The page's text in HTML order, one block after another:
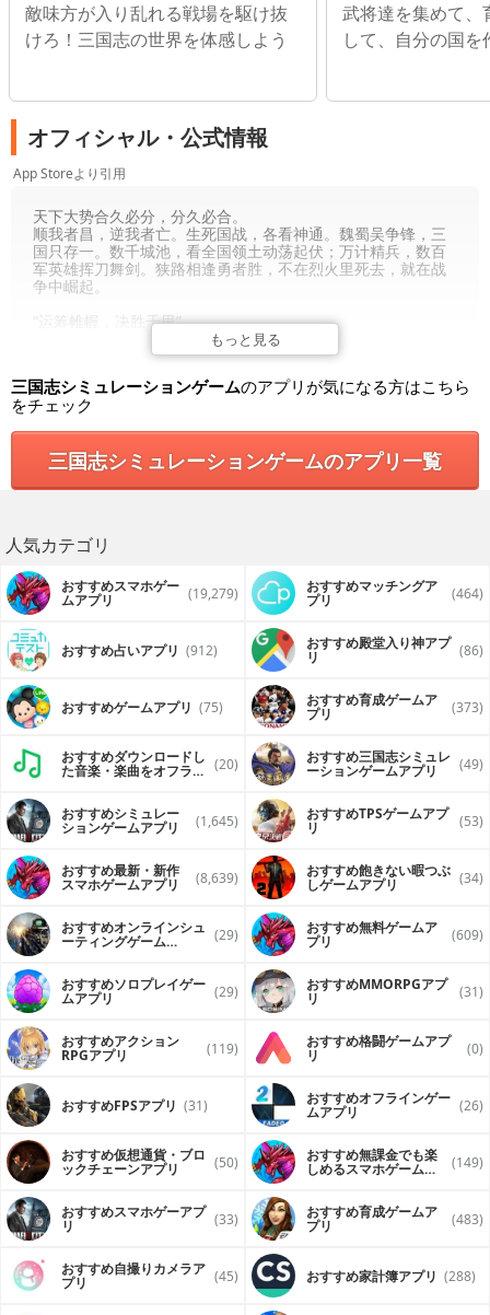
敵味方が入り乱れる戦場を駆け抜
けろ！三国志の世界を体感しよう
武将達を集めて、
して、自分の国
オフィシャル・公式情報
App Storeより引用
もっと見る
天下大势合久必分，分久必合。
顺我者昌，逆我者亡。生死国战，各看神通。魏蜀吴争锋，三
国只存一。数千城池，看全国领土动荡起伏；万计精兵，数百
军英雄挥刀舞剑。狭路相逢勇者胜，不在烈火里死去，就在战
争中崛起。
“运筹帷幄，决胜千里”
经略九州，剑指天下。从个人军事策略、内政发展、资源分
配，到国家角度统揽全局，联合纵横、远交近攻，谁能登顶三
国最强谋士？卧龙、周瑜、郭嘉，还是穿越的你？
“良臣武将，乱世枭雄”
烽火国战，无双上将！骑兵营前锋，步兵营中军，环环相扣，
统帅！
三国志シミュレーションゲームのアプリが気になる方はこちら
をチェック
三国志シミュレーションゲームのアプリ一覧
人気カテゴリ
おすすめスマホゲー
ムアプリ (19,279) おすすめマッチングア
プリ (464)
おすすめ占いアプリ (912) おすすめ殿堂入り神アプ
リ (86)
おすすめゲームアプリ (75) おすすめ育成ゲームア
プリ (373)
おすすめダウンロードし
た音楽・楽曲をオフライ (20) おすすめ三国志シミュレ
ーションゲームアプリ (49)
おすすめシミュレー
ションゲームアプリ (1,645) おすすめTPSゲームアプ
リ (53)
おすすめ最新・新作
スマホゲームアプリ (8,639) おすすめ飽きない暇つぶ
しゲームアプリ (34)
おすすめオンラインシュ
ーティングゲーム (29) おすすめ無料ゲームア
プリ (609)
おすすめソロプレイゲー
ムアプリ (29) おすすめ MMORPGアプ
リ (31)
おすすめアクション
RPGアプリ (119) おすすめ格闘ゲームアプ
リ (0)
おすすめFPSアプリ (31) おすすめオフラインゲー
ムアプリ (26)
おすすめ仮想通貨・ブロ
ックチェーンアプリ (50) おすすめ無課金でも楽
しめるスマホゲームア (149)
おすすめスマホゲーアプ
リ (33) おすすめ育成ゲームア
プリ (483)
おすすめ自撮りカメラア
プリ (45) おすすめ家計簿アプリ (288)